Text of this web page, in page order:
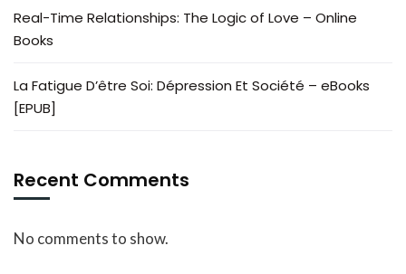
Real-Time Relationships: The Logic of Love – Online
Books
La Fatigue D’être Soi: Dépression Et Société – eBooks
[EPUB]
Recent Comments
No comments to show.